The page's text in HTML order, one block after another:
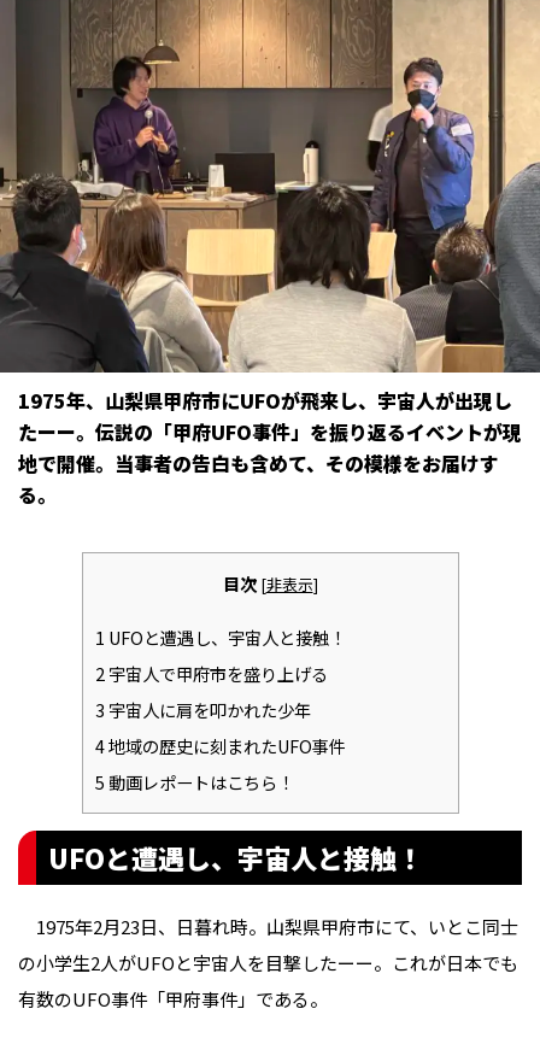
1975年、山梨県甲府市にUFOが飛来し、宇宙人が出現し
たーー。伝説の「甲府UFO事件」を振り返るイベントが現
地で開催。当事者の告白も含めて、その模様をお届けす
る。
目次 [非表示]
1 UFOと遭遇し、宇宙人と接触！
2宇宙人で甲府市を盛り上げる
3 宇宙人に肩を叩かれた少年
4地域の歴史に刻まれたUFO事件
5 動画レポートはこちら！
UFOと遭遇し、宇宙人と接触！
1975年2月23日、日暮れ時。山梨県甲府市にて、いとこ同士
の小学生2人がUFOと宇宙人を目撃したーー。これが日本でも
有数のUFO事件「甲府事件」である。